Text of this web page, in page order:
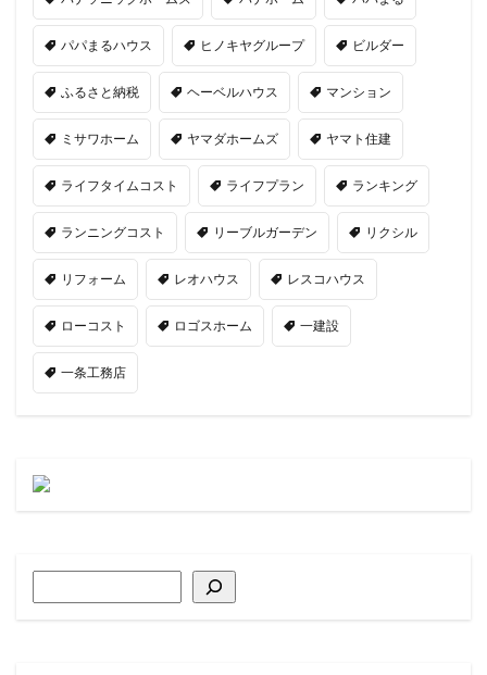
パパまるハウス ヒノキヤグループ ビルダー
ふるさと納税 ヘーベルハウス マンション
ミサワホーム ヤマダホームズ ヤマト住建
ライフタイムコスト ライフプラン ランキング
ランニングコスト リーブルガーデン リクシル
リフォーム レオハウス レスコハウス
ローコスト ロゴスホーム 一建設
一条工務店